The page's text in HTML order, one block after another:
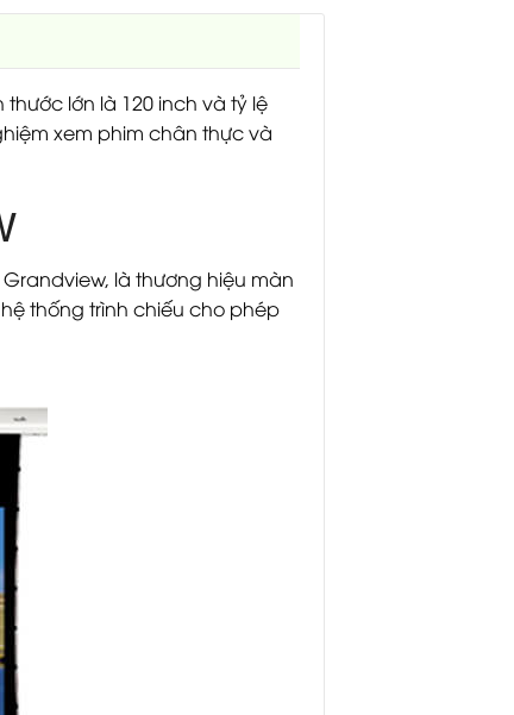
lớn là 120 inch và tỷ lệ
xem phim chân thực và
là thương hiệu màn
thống trình chiếu cho phép